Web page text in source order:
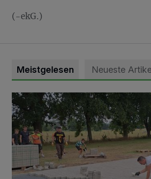
(-ekG.)
Meistgelesen Neueste
Pünktlich zum Schützenfest den Weg